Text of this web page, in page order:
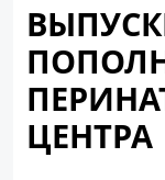
ЦЕНТРА